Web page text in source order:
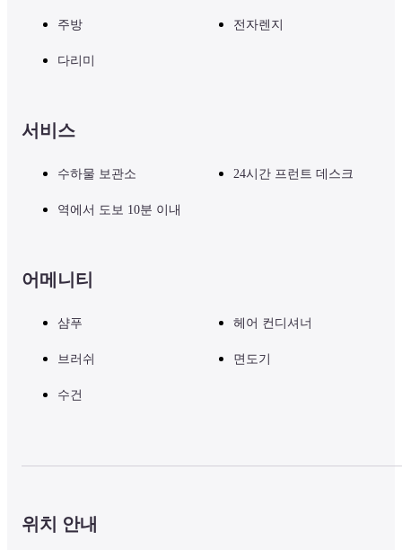
주방 전자렌지
다리미
서비스
수하물 보관소 24시간 프런트 데스크
역에서 도보 10분 이내
어메니티
샴푸 헤어 컨디셔너
브러쉬 면도기
수건
위치 안내